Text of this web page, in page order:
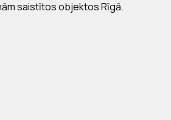
saistītos objektos Rīgā.